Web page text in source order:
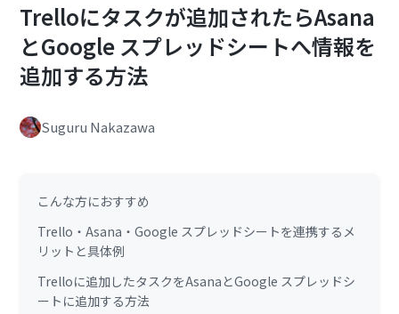
Trelloにタスクが追加されたらAsana
とGoogle スプレッドシートへ情報を
追加する方法
Suguru Nakazawa
こんな方におすすめ
Trello・Asana・Google スプレッドシートを連携するメ
リットと具体例
Trelloに追加したタスクをAsanaとGoogle スプレッドシ
ートに追加する方法